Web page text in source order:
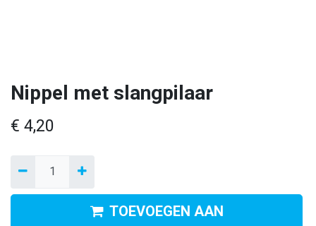
Nippel met slangpilaar
€ 4,20
TOEVOEGEN AAN